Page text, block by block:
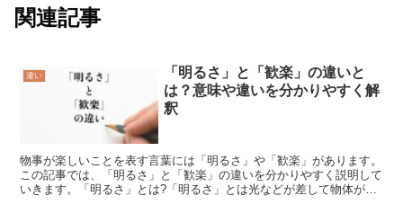
関連記事
違い
「明るさ」と「歓楽」の違いと
は？意味や違いを分かりやすく解
釈
物事が楽しいことを表す言葉には「明るさ」や「歓楽」があります。
この記事では、「明るさ」と「歓楽」の違いを分かりやすく説明して
いきます。「明るさ」とは?「明るさ」とは光などが差して物体がよ